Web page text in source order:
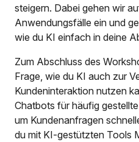
steigern. Dabei gehen wir
Anwendungsfälle ein und
wie du KI einfach in deine
Zum Abschluss des
Frage, wie du KI auch zur
Kundeninteraktion nutzen
Chatbots für häufig
um Kundenanfragen
du mit KI-gestützten Tools